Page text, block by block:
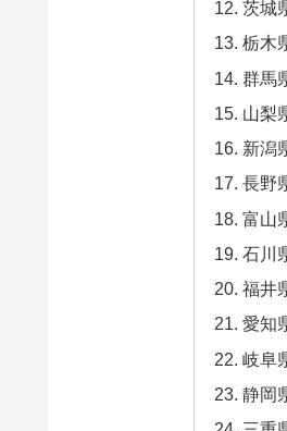
茨城
栃木
群馬
山梨
新潟
長野
富山
石川
福井
愛知
岐阜
静岡